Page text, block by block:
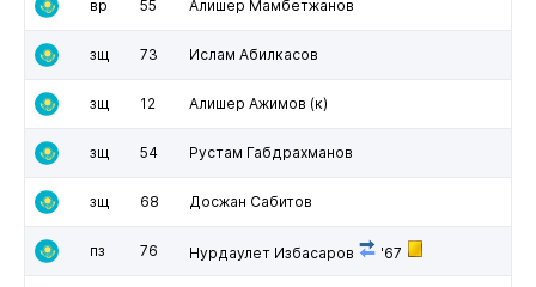
вр 55 Алишер Мамбетжанов
зщ 73 Ислам Абилкасов
зщ 12 Алишер Ажимов (к)
зщ 54 Рустам Габдрахманов
зщ 68 Досжан Сабитов
пз 76 Нурдаулет Избасаров '67